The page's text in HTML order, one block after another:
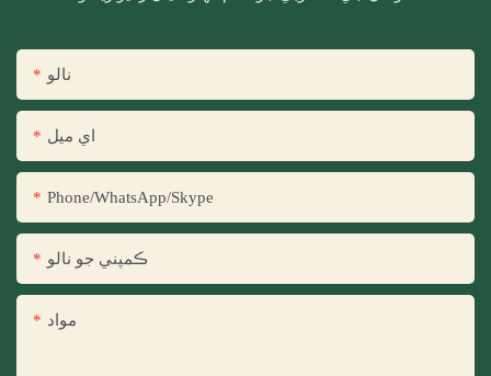
نالو
اي ميل
Phone/WhatsApp/Skype
ڪمپني جو نالو
مواد